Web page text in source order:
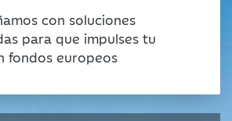
con soluciones
para que impulses tu
fondos europeos